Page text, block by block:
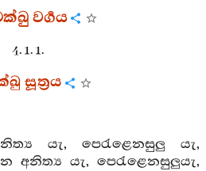
වර්‍ගය
4. 1. 1.
සූත්‍රය
යැ, පෙරැළෙනසුලු යැ,
අනිත්‍ය යැ, පෙරැළෙනසුලුයැ,